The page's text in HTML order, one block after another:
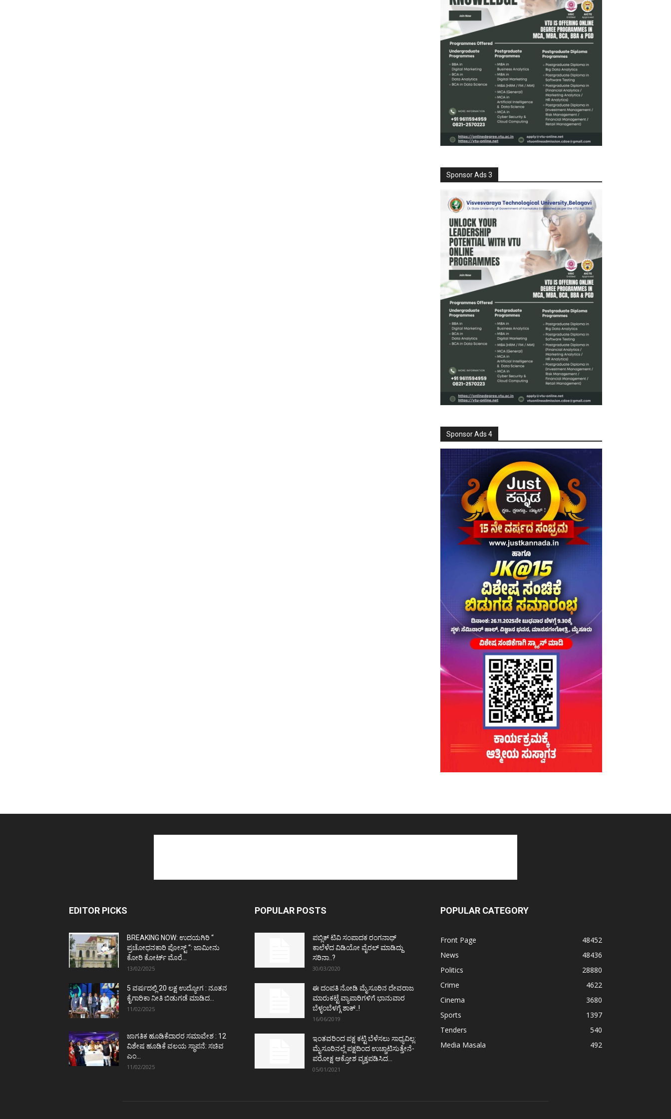
Sponsor Ads 3
Sponsor Ads 4
EDITOR PICKS
BREAKING NOW: ಉದಯಗಿರಿ “
ಪ್ರಚೋಧನಕಾರಿ ಪೋಸ್ಟ್‌ “: ಜಾಮೀನು
ಕೋರಿ ಕೋರ್ಟ್‌ ಮೊರೆ...
13/02/2025
5 ವರ್ಷದಲ್ಲಿ 20 ಲಕ್ಷ ಉದ್ಯೋಗ : ನೂತನ
ಕೈಗಾರಿಕಾ ನೀತಿ ಬಿಡುಗಡೆ ಮಾಡಿದ...
11/02/2025
ಜಾಗತಿಕ ಹೂಡಿಕೆದಾರರ ಸಮಾವೇಶ : 12
ವಿಶೇಷ ಹೂಡಿಕೆ ವಲಯ ಸ್ಥಾಪನೆ: ಸಚಿವ
ಎಂ...
11/02/2025
POPULAR POSTS
ಪಬ್ಲಿಕ್ ಟಿವಿ ಸಂಪಾದಕ ರಂಗನಾಥ್
ಕಾಲೆಳೆದ ವಿಡಿಯೋ ವೈರಲ್ ಮಾಡಿದ್ದು
ಸರಿನಾ..?
30/03/2020
ಈ ದಂಪತಿ ನೋಡಿ ಮೈಸೂರಿನ ದೇವರಾಜ
ಮಾರುಕಟ್ಟೆ ವ್ಯಾಪಾರಿಗಳಿಗೆ ಭಾನುವಾರ
ಬೆಳ್ಳಂಬೆಳಗ್ಗೆ ಶಾಕ್..!
16/06/2019
ಇಂತವರಿಂದ ಪಕ್ಷ ಕಟ್ಟಿ ಬೆಳೆಸಲು ಸಾಧ್ಯವಿಲ್ಲ:
ಮೈಸೂರಿನಲ್ಲೆ ಪಕ್ಷದಿಂದ ಉಚ್ಚಾಟಿಸುತ್ತೇನೆ-
ಪರೋಕ್ಷ ಆಕ್ರೋಶ ವ್ಯಕ್ತಪಡಿಸಿದ...
05/01/2021
POPULAR CATEGORY
Front Page
48452
News
48436
Politics
28880
Crime
4622
Cinema
3680
Sports
1397
Tenders
540
Media Masala
492